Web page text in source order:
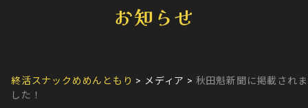
お知らせ
終活スナックめめんともり > メディア > 秋田魁新聞に掲載されま
した！